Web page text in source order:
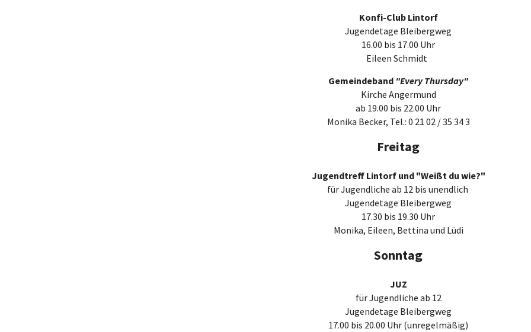
Konfi-Club Lintorf
Jugendetage Bleibergweg
16.00 bis 17.00 Uhr
Eileen Schmidt
Gemeindeband "Every Thursday"
Kirche Angermund
ab 19.00 bis 22.00 Uhr
Monika Becker, Tel.: 0 21 02 / 35 34 3
Freitag
Jugendtreff Lintorf und "Weißt du wie?"
für Jugendliche ab 12 bis unendlich
Jugendetage Bleibergweg
17.30 bis 19.30 Uhr
Monika, Eileen, Bettina und Lüdi
Sonntag
JUZ
für Jugendliche ab 12
Jugendetage Bleibergweg
17.00 bis 20.00 Uhr (unregelmäßig)